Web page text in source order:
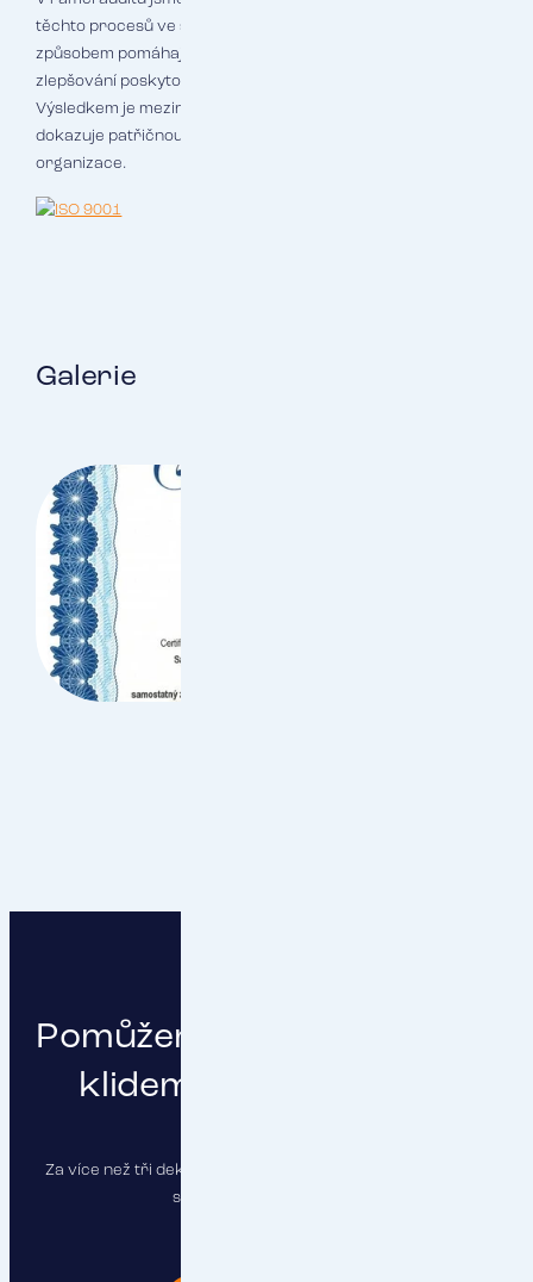
těchto procesů ve společnosti RESPECT a to, jakým
způsobem pomáhají nastavená opatření k neustálému
zlepšování poskytování našich služeb vůči zákazníkům.
Výsledkem je mezinárodně uznávaný certiﬁkát, který
dokazuje patřičnou zralost a vyspělost auditované
organizace.
Galerie
Pomůžeme vám podnikat s
klidem a čistou hlavou
Za více než tři dekády jsme pojistili stovky firem a najdeme
správné řešení i pro vás.